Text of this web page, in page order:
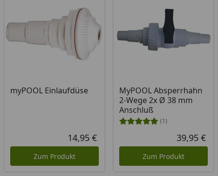
myPOOL Einlaufdüse
Aktueller Preis
14,95 €
Zum Produkt
MyPOOL Absperrhahn
2-Wege 2x Ø 38 mm
Anschluß
(1)
39,95 €
Zum Produkt